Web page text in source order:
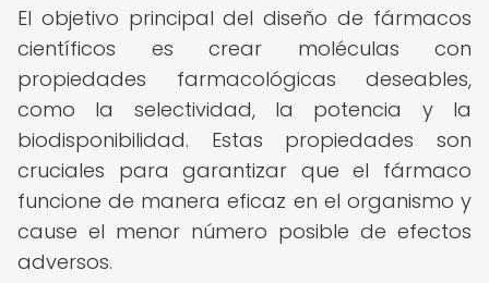
El objetivo principal del diseño de fármacos
científicos es crear moléculas con
propiedades farmacológicas deseables,
como la selectividad, la potencia y la
biodisponibilidad. Estas propiedades son
cruciales para garantizar que el fármaco
funcione de manera eficaz en el organismo y
cause el menor número posible de efectos
adversos.